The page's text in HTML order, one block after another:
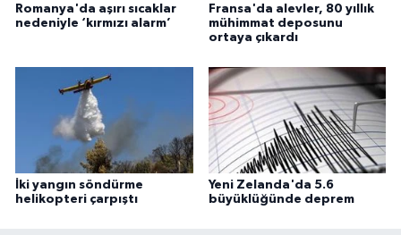
Romanya'da aşırı sıcaklar
nedeniyle ‘kırmızı alarm’
Fransa'da alevler, 80 yıllık
mühimmat deposunu
ortaya çıkardı
İki yangın söndürme
helikopteri çarpıştı
Yeni Zelanda'da 5.6
büyüklüğünde deprem